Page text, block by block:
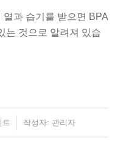
과 습기를 받으면 BPA
는 것으로 알려져 있습
트 작성자: 관리자